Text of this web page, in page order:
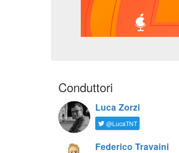
Conduttori
Luca Zorzi
@LucaTNT
Federico Travaini